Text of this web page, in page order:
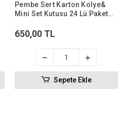
Pembe Sert Karton Kolye&
Mini Set Kutusu 24 Lü Paket
650,00 TL
Sepete Ekle